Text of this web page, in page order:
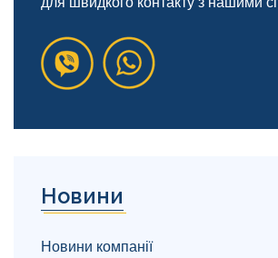
Новини
Новини компанії